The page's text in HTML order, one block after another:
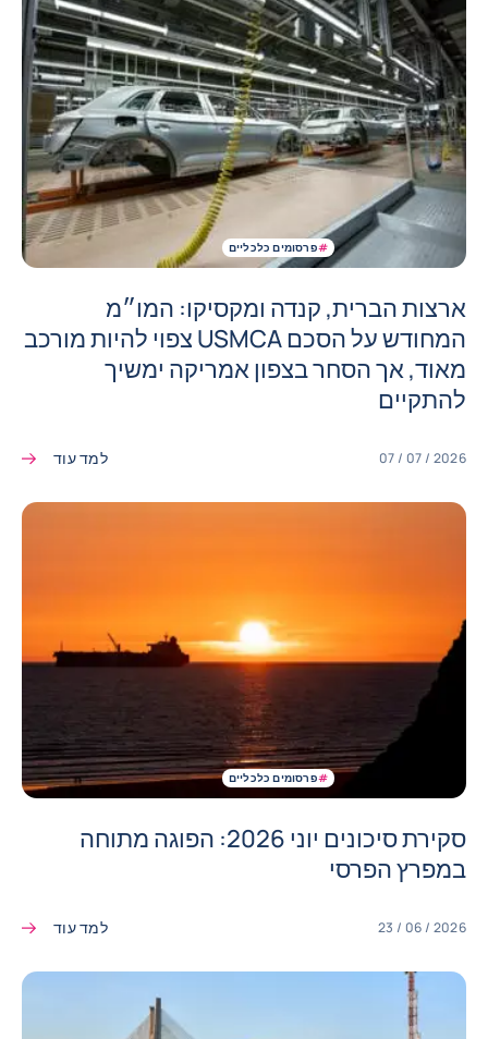
#פרסומים כלכליים
ארצות הברית, קנדה ומקסיקו: המו״מ
המחודש על הסכם USMCA צפוי להיות מורכב
מאוד, אך הסחר בצפון אמריקה ימשיך
להתקיים
07 / 07 / 2026 למד עוד
#פרסומים כלכליים
סקירת סיכונים יוני 2026: הפוגה מתוחה
במפרץ הפרסי
23 / 06 / 2026 למד עוד